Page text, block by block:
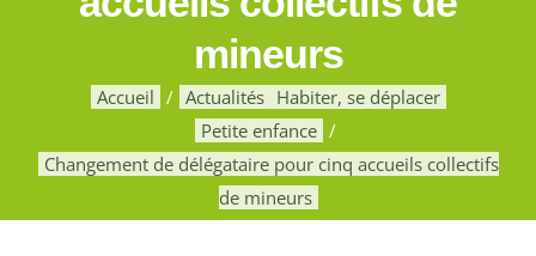
mineurs
Accueil Actualités Habiter, se déplacer
Petite enfance
Changement de délégataire pour cinq accueils collectifs
de mineurs